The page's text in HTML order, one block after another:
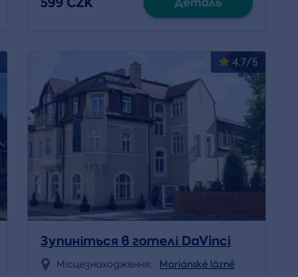
4.7/5
Зупиніться в готелі DaVinci
Місцезнаходження: Mariánské lázně